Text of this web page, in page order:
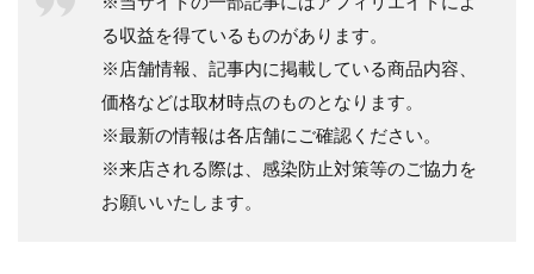
る収益を得ているものがあります。
※店舗情報、記事内に掲載している商品内容、
価格などは取材時点のものとなります。
※最新の情報は各店舗にご確認ください。
※来店される際は、感染防止対策等のご協力を
お願いいたします。